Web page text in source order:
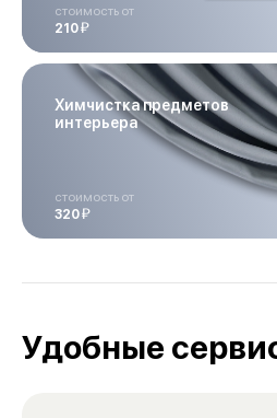
стоимость от
210й
Химчистка предметов
интерьера
стоимость от
320й
Удобные